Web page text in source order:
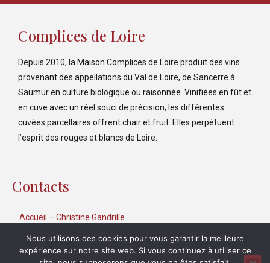
Complices de Loire
Depuis 2010, la Maison Complices de Loire produit des vins
provenant des appellations du Val de Loire, de Sancerre à
Saumur en culture biologique ou raisonnée. Vinifiées en fût et
en cuve avec un réel souci de précision, les différentes
cuvées parcellaires offrent chair et fruit. Elles perpétuent
l’esprit des rouges et blancs de Loire.
Contacts
Accueil – Christine Gandrille
Export – Yulia Markina
06 40 39 52 31–export@complicesdeloire.com
Nous utilisons des cookies pour vous garantir la meilleure
expérience sur notre site web. Si vous continuez à utiliser ce